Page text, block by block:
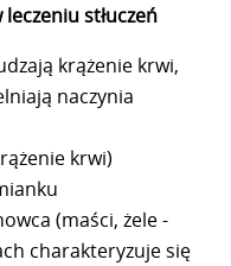
stłuczeń
krążenie krwi,
naczynia
krwi)
(maści, żele -
charakteryzuje się